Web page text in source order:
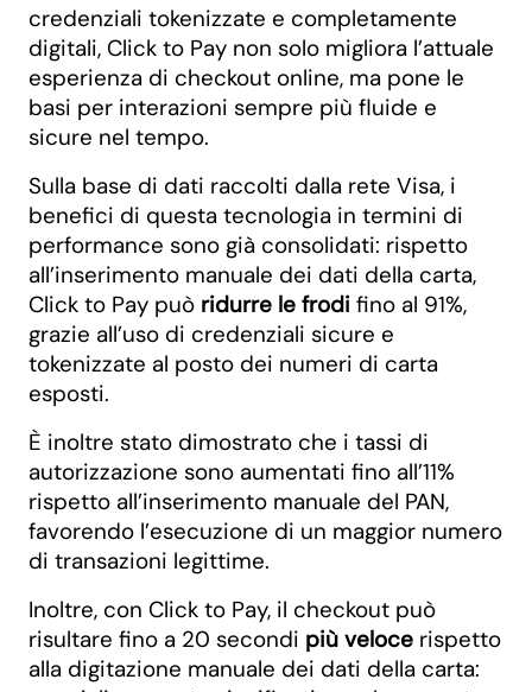
credenziali tokenizzate e completamente
digitali, Click to Pay non solo migliora l’attuale
esperienza di checkout online, ma pone le
basi per interazioni sempre più fluide e
sicure nel tempo.
Sulla base di dati raccolti dalla rete Visa, i
benefici di questa tecnologia in termini di
performance sono già consolidati: rispetto
all’inserimento manuale dei dati della carta,
Click to Pay può ridurre le frodi fino al 91%,
grazie all’uso di credenziali sicure e
tokenizzate al posto dei numeri di carta
esposti.
È inoltre stato dimostrato che i tassi di
autorizzazione sono aumentati fino all’11%
rispetto all’inserimento manuale del PAN,
favorendo l’esecuzione di un maggior numero
di transazioni legittime.
Inoltre, con Click to Pay, il checkout può
risultare fino a 20 secondi più veloce rispetto
alla digitazione manuale dei dati della carta: